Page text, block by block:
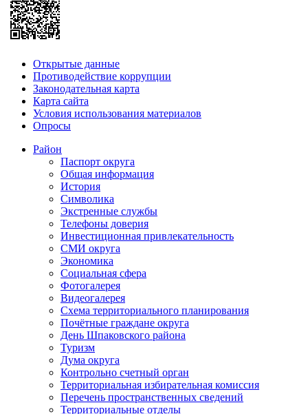
Открытые данные
Противодействие коррупции
Законодательная карта
Карта сайта
Условия использования материалов
Опросы
Район
Паспорт округа
Общая информация
История
Символика
Экстренные службы
Телефоны доверия
Инвестиционная привлекательность
СМИ округа
Экономика
Социальная сфера
Фотогалерея
Видеогалерея
Схема территориального планирования
Почётные граждане округа
День Шпаковского района
Туризм
Дума округа
Контрольно счетный орган
Территориальная избирательная комиссия
Перечень пространственных сведений
Территориальные отделы